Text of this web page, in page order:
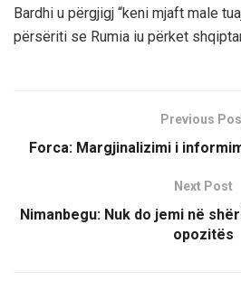
Bardhi u përgjigj “keni mjaft male
përsëriti se Rumia iu përket
Previous
Forca: Margjinalizimi i
Next Post
Nimanbegu: Nuk do jemi në
opozitës